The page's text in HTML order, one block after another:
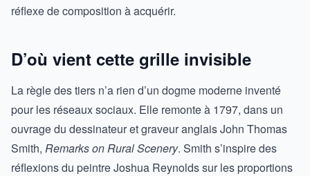
réflexe de composition à acquérir.
D’où vient cette grille invisible
La règle des tiers n’a rien d’un dogme moderne inventé
pour les réseaux sociaux. Elle remonte à 1797, dans un
ouvrage du dessinateur et graveur anglais John Thomas
Smith, Remarks on Rural Scenery. Smith s’inspire des
réflexions du peintre Joshua Reynolds sur les proportions